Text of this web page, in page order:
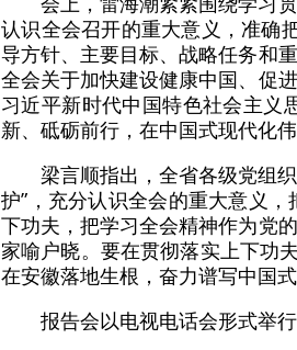
认识全会召开的重大意义，准确
导方针、主要目标、战略任务和
全会关于加快建设健康中国、促
习近平新时代中国特色社会主义
新、砥砺前行，在中国式现代化
梁言顺指出，全省各级党组
护”，充分认识全会的重大意义
下功夫，把学习全会精神作为党
家喻户晓。要在贯彻落实上下功
在安徽落地生根，奋力谱写中国式
报告会以电视电话会形式举